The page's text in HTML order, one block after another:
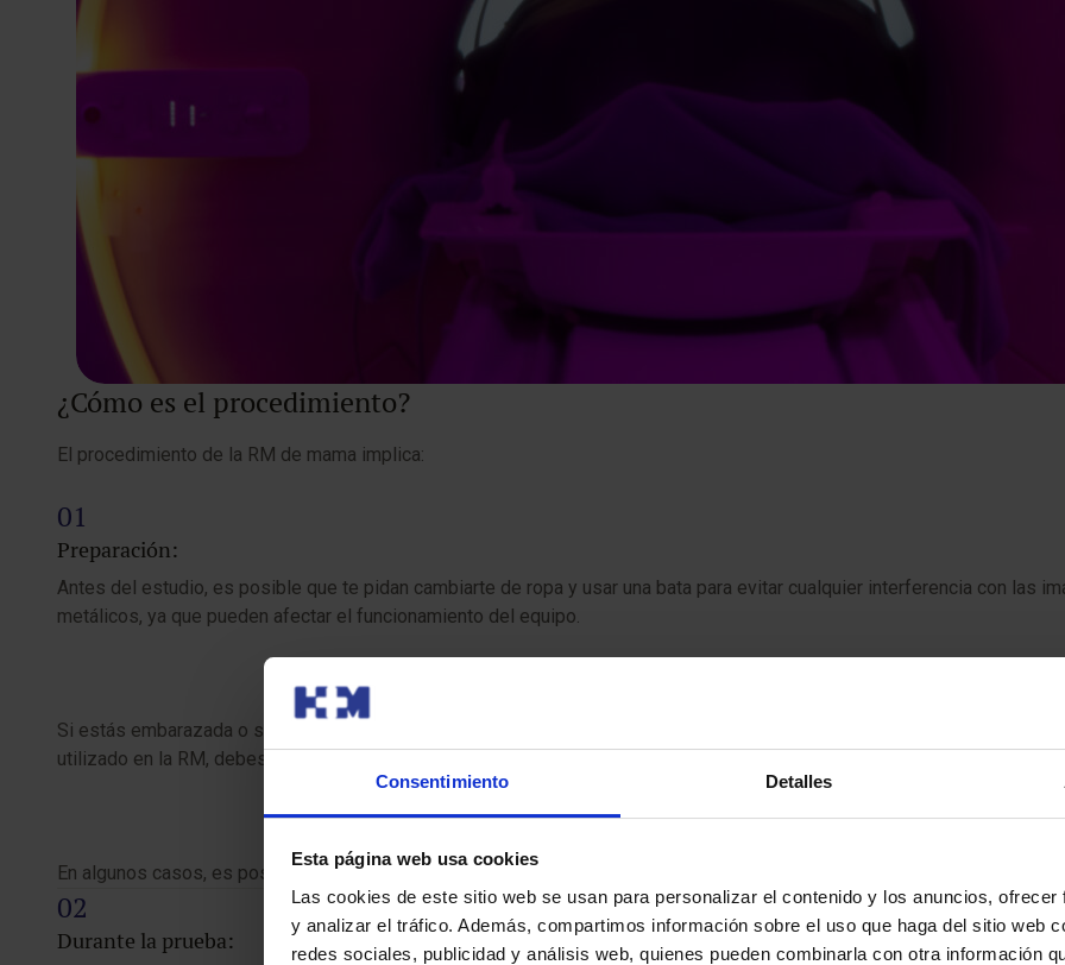
Consentimiento Detalles
Esta página web usa cookies
Las cookies de este sitio web se usan para personalizar el contenido y los anuncios,
y analizar el tráfico. Además, compartimos información sobre el uso que haga del sitio web
redes sociales, publicidad y análisis web, quienes pueden combinarla con otra información
¿Cómo es el procedimiento?
El procedimiento de la RM de mama implica:
Preparación:
Antes del estudio, es posible que te pidan cambiarte de ropa y usar una bata para evitar cualquier interferencia con las
metálicos, ya que pueden afectar el funcionamiento del equipo.
Si estás embarazada o sospechas que podrías estarlo, es importante que informes a tu médico antes de la prueba. Del
utilizado en la RM, debes comunicarlo con anticipación para evaluar alternativas seguras.
En algunos casos, es posible que te indiquen realizar la resonancia en un momento específico de tu ciclo menstrual, ya
Durante la prueba: